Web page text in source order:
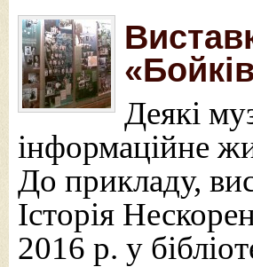
Деякі
інформаційне
До прикладу,
Історія
2016 р. у